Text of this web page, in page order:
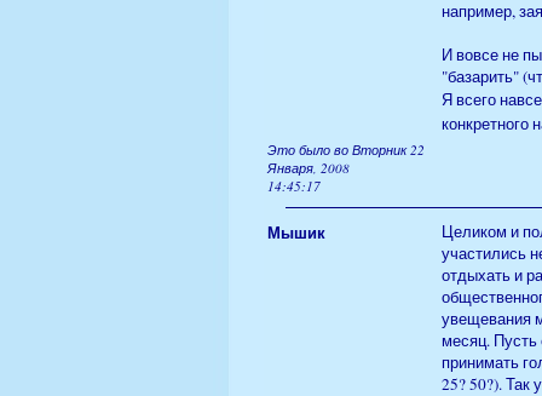
например,
И вовсе не
"базарить"
Я всего
конкретного
Это было во Вторник 22
Января, 2008
14:45:17
Мышик
Целиком и
участились
отдыхать и
увещевания
месяц. Пусть
принимать
25? 50?). Так